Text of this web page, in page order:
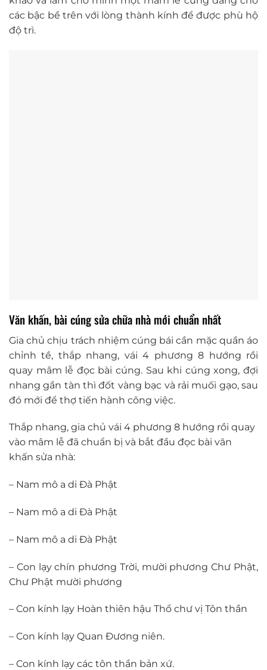
các bậc bề trên với lòng thành kính để được phù hộ
độ trì.
Văn khấn, bài cúng sửa chữa nhà mới chuẩn nhất
Gia chủ chịu trách nhiệm cúng bái cần mặc quần áo
chỉnh tề, thắp nhang, vái 4 phương 8 hướng rồi
quay mâm lễ đọc bài cúng. Sau khi cúng xong, đợi
nhang gần tàn thì đốt vàng bạc và rải muối gạo, sau
đó mới để thợ tiến hành công việc.
Thắp nhang, gia chủ vái 4 phương 8 hướng rồi quay
vào mâm lễ đã chuẩn bị và bắt đầu đọc bài văn
khấn sửa nhà:
– Nam mô a di Đà Phật
– Nam mô a di Đà Phật
– Nam mô a di Đà Phật
– Con lạy chín phương Trời, mười phương Chư Phật,
Chư Phật mười phương
– Con kính lạy Hoàn thiên hậu Thổ chư vị Tôn thần
– Con kính lạy Quan Đương niên.
– Con kính lạy các tôn thần bản xứ.